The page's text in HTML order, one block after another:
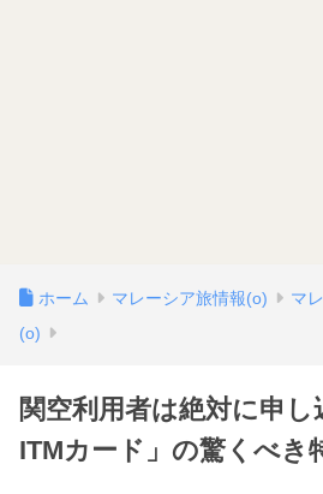
ホーム マレーシア旅情報(o)
マ
(o)
関空利用者は絶対に申
ITMカード」の驚くべき